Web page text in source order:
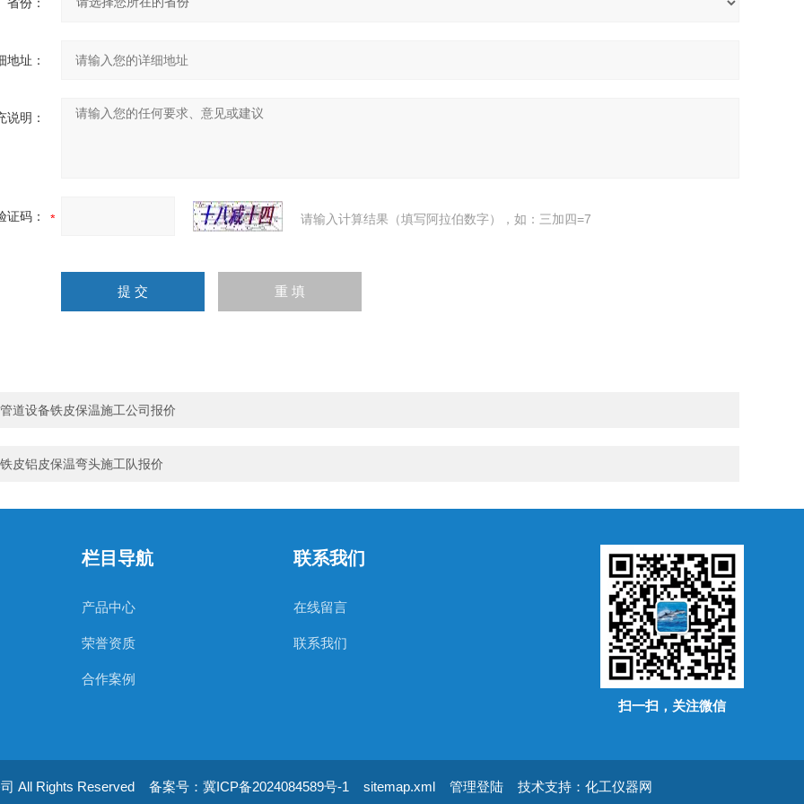
地址：
说明：
证码： 请输入计算结果（填写阿拉伯数字），如：三加四=7
管道设备铁皮保温施工公司报价
铁皮铝皮保温弯头施工队报价
栏目导航
产品中心
荣誉资质
合作案例
联系我们
在线留言
联系我们
扫一扫，关注微信
All Rights Reserved 备案号：冀ICP备2024084589号-1 sitemap.xml 管理登陆 技术支持： 化工仪器网